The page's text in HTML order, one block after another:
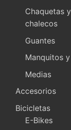
Chaquetas y
chalecos
Guantes
Manquitos
Medias
Accesorios
Bicicletas
E-Bikes